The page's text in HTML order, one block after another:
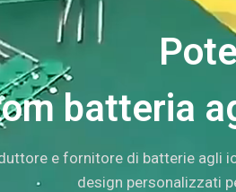
batteria
e fornitore di batterie agli
design personalizzati